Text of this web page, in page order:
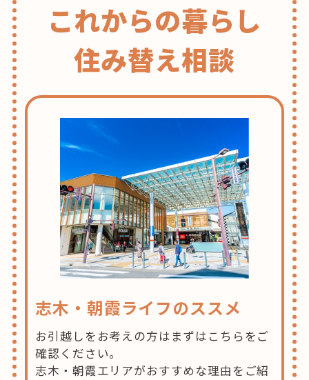
これからの暮らし
住み替え相談
志木・朝霞ライフのススメ
お引越しをお考えの方はまずはこちらをご
確認ください。
志木・朝霞エリアがおすすめな理由をご紹